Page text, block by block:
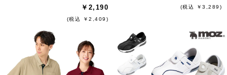
￥2,190
(税込 ￥2,409)
(税込 ￥3,289)